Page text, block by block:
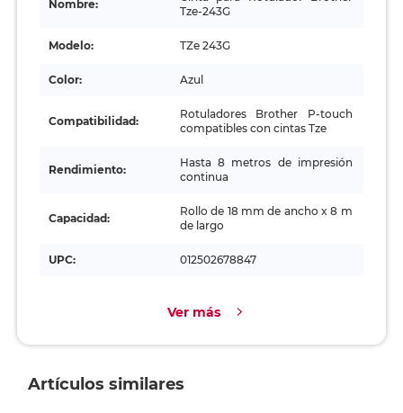
Nombre:
Tze-243G
Modelo: TZe 243G
Color: Azul
Compatibilidad:
Rotuladores Brother P‑touch
compatibles con cintas Tze
Rendimiento:
Hasta 8 metros de impresión
continua
Capacidad:
Rollo de 18 mm de ancho x 8 m
de largo
UPC: 012502678847
Ver más
Artículos similares